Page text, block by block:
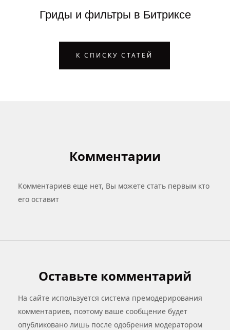
Гриды и фильтры в Битриксе
К СПИСКУ СТАТЕЙ
Комментарии
Комментариев еще нет, Вы можете стать первым кто
его оставит
Оставьте комментарий
На сайте используется система премодерирования
комментариев, поэтому ваше сообщение будет
опубликовано лишь после одобрения модератором